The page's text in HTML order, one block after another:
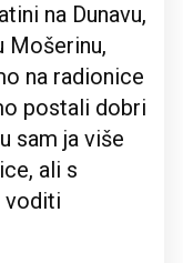
na Dunavu,
Mošerinu,
na radionice
postali dobri
sam ja više
ali s
voditi